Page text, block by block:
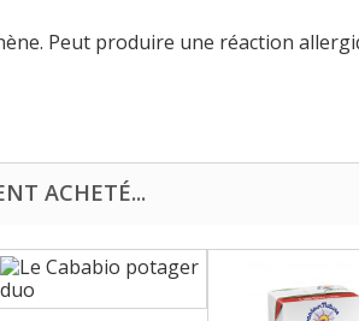
Peut produire une réaction
ACHETÉ...